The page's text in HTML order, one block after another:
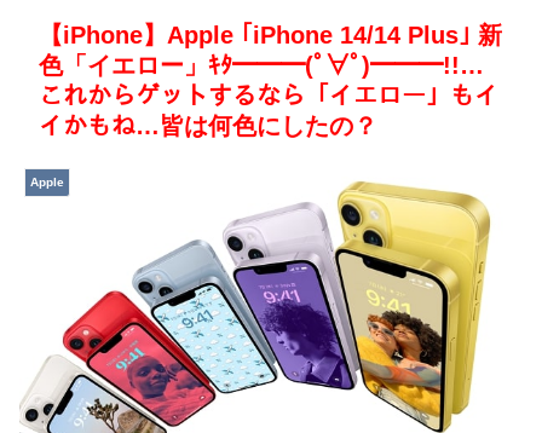
【iPhone】Apple ｢iPhone 14/14 Plus｣ 新
色「イエロー」ｷﾀ━━━(ﾟ∀ﾟ)━━━!!…
これからゲットするなら「イエロー」もイ
イかもね…皆は何色にしたの？
Apple